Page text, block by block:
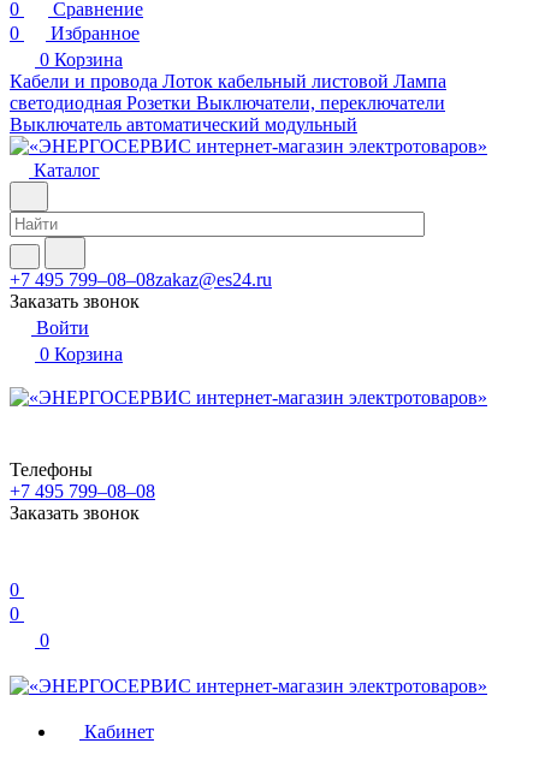
0
Сравнение
0
Избранное
0 Корзина
Кабели и провода Лоток кабельный листовой Лампа
светодиодная Розетки Выключатели, переключатели
Выключатель автоматический модульный
Каталог
+7 495 799–08–08zakaz@es24.ru
Заказать звонок
Войти
0 Корзина
Телефоны
+7 495 799–08–08
Заказать звонок
0
0
0
Кабинет